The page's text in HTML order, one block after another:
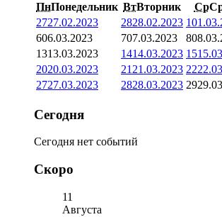
ПнПонедельник ВтВторник Ср
2727.02.2023 2828.02.2023 1
606.03.2023 707.03.2023 8
1313.03.2023 1414.03.2023 15
2020.03.2023 21 21.03.2023 22
2727.03.2023 2828.03.2023 29
Сегодня
Сегодня нет событий
Скоро
11
Августа